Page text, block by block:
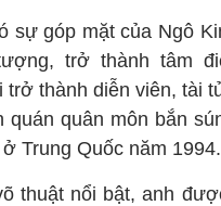
sự góp mặt của Ngô
trở thành tâm
trở thành diễn viên, tài
quán quân môn bắn
Trung Quốc năm 1994.
thuật nổi bật, anh